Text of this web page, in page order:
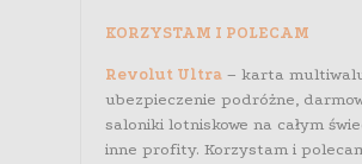
KORZYSTAM I POLECAM
Revolut Ultra– karta
ubezpieczenie podróżne,
saloniki lotniskowe na całym
inne profity. Korzystam i